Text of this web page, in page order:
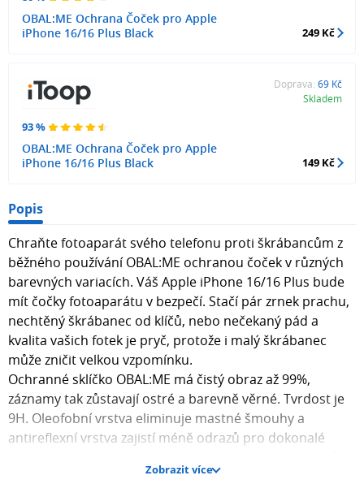
OBAL:ME Ochrana Čoček pro Apple
iPhone 16/16 Plus Black
249 Kč
93 %
OBAL:ME Ochrana Čoček pro Apple
iPhone 16/16 Plus Black
Doprava: 69 Kč
Skladem
149 Kč
Popis
Chraňte fotoaparát svého telefonu proti škrábancům z
běžného používání OBAL:ME ochranou čoček v různých
barevných variacích. Váš Apple iPhone 16/16 Plus bude
mít čočky fotoaparátu v bezpečí. Stačí pár zrnek prachu,
nechtěný škrábanec od klíčů, nebo nečekaný pád a
kvalita vašich fotek je pryč, protože i malý škrábanec
může zničit velkou vzpomínku.
Ochranné sklíčko OBAL:ME má čistý obraz až 99%,
záznamy tak zůstavají ostré a barevně věrné. Tvrdost je
9H. Oleofobní vrstva eliminuje mastné šmouhy a
antireflexní vrstva zajistí méně odrazů pro dokonalé
sklíčko tak tlumí nárazy a pomáhá ochránit čočky i při
Zobrazit více